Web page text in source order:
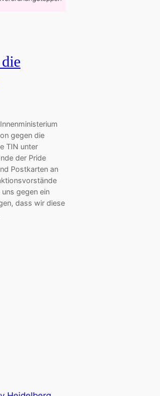
gegen die
TIN unter
der Pride
Postkarten an
gegen ein
dass wir diese